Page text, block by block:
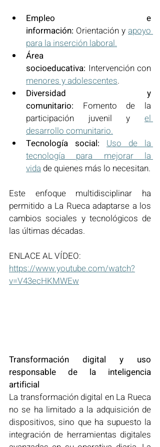
Empleo e
información: Orientación y apoyo
para la inserción laboral.
Área
socioeducativa:
menores y adolescentes.
Diversidad y
comunitario: Fomento de la
participación juvenil y el
desarrollo comunitario.
Tecnología social: Uso de la
tecnología para mejorar la
vida de quienes más lo necesitan.
Este enfoque multidisciplinar ha
permitido a La Rueca adaptarse a los
cambios sociales y tecnológicos de
las últimas décadas.
ENLACE AL VÍDEO:
https://www.youtube.com/watch?
v=V43ecHKMWEw
Transformación digital y uso
responsable de la inteligencia
artificial
La transformación digital en La Rueca
no se ha limitado a la adquisición de
dispositivos, sino que ha supuesto la
integración de herramientas digitales